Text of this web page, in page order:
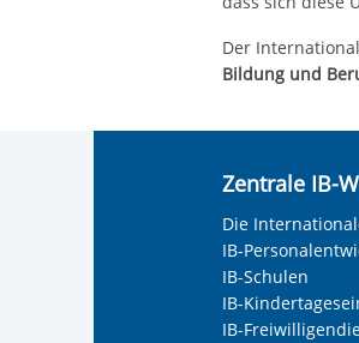
Der
Bildung und
Zentrale IB-
Die
IB-
IB-Schulen
IB-
IB-